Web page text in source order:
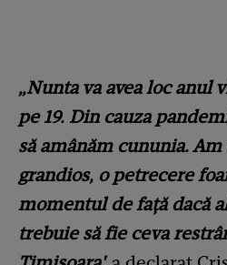
„Nunta va avea loc anul
pe 19. Din cauza
să amânăm cununia.
grandios, o petrecere
momentul de față dacă
trebuie să fie ceva